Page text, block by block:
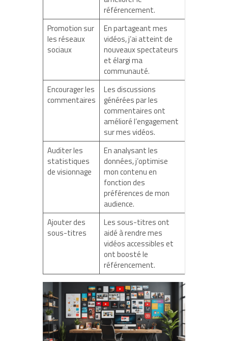
référencement.
Promotion sur
les réseaux
sociaux
En partageant mes
vidéos, j’ai atteint de
nouveaux spectateurs
et élargi ma
communauté.
Encourager les
commentaires
Les discussions
générées par les
commentaires ont
amélioré l’engagement
sur mes vidéos.
Auditer les
statistiques
de visionnage
En analysant les
données, j’optimise
mon contenu en
fonction des
préférences de mon
audience.
Ajouter des
sous-titres
Les sous-titres ont
aidé à rendre mes
vidéos accessibles et
ont boosté le
référencement.